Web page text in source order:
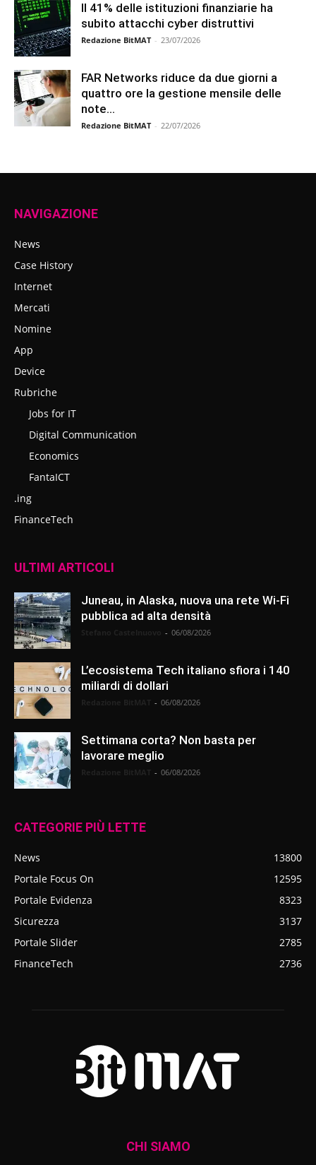
Il 41% delle istituzioni finanziarie ha
subito attacchi cyber distruttivi
Redazione BitMAT - 23/07/2026
FAR Networks riduce da due giorni a
quattro ore la gestione mensile delle
note...
Redazione BitMAT - 22/07/2026
NAVIGAZIONE
News
Case History
Internet
Mercati
Nomine
App
Device
Rubriche
Jobs for IT
Digital Communication
Economics
FantaICT
.ing
FinanceTech
ULTIMI ARTICOLI
Juneau, in Alaska, nuova una rete Wi-Fi
pubblica ad alta densità
- 06/08/2026
L’ecosistema Tech italiano sfiora i 140
miliardi di dollari
- 06/08/2026
Settimana corta? Non basta per
lavorare meglio
- 06/08/2026
CATEGORIE PIÙ LETTE
News
13800
Portale Focus On
12595
Portale Evidenza
8323
Sicurezza
3137
Portale Slider
2785
FinanceTech
2736
CHI SIAMO